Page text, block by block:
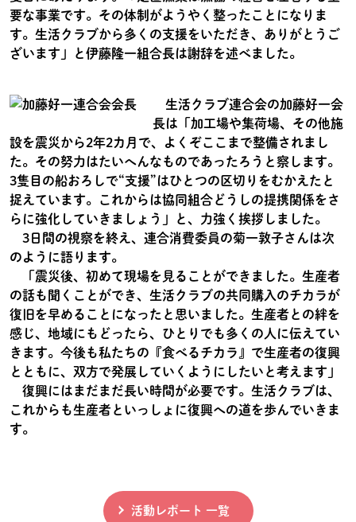
要な事業です。その体制がようやく整ったことになりま
す。生活クラブから多くの支援をいただき、ありがとうご
ざいます」と伊藤隆一組合長は謝辞を述べました。
生活クラブ連合会の加藤好一会
長は「加工場や集荷場、その他施
設を震災から2年2カ月で、よくぞここまで整備されまし
た。その努力はたいへんなものであったろうと察します。
3隻目の船おろしで“支援”はひとつの区切りをむかえたと
捉えています。これからは協同組合どうしの提携関係をさ
らに強化していきましょう」と、力強く挨拶しました。
3日間の視察を終え、連合消費委員の菊一敦子さんは次
のように語ります。
「震災後、初めて現場を見ることができました。生産者
の話も聞くことができ、生活クラブの共同購入のチカラが
復旧を早めることになったと思いました。生産者との絆を
感じ、地域にもどったら、ひとりでも多くの人に伝えてい
きます。今後も私たちの『食べるチカラ』で生産者の復興
とともに、双方で発展していくようにしたいと考えます」
復興にはまだまだ長い時間が必要です。生活クラブは、
これからも生産者といっしょに復興への道を歩んでいきま
す。
活動レポート 一覧